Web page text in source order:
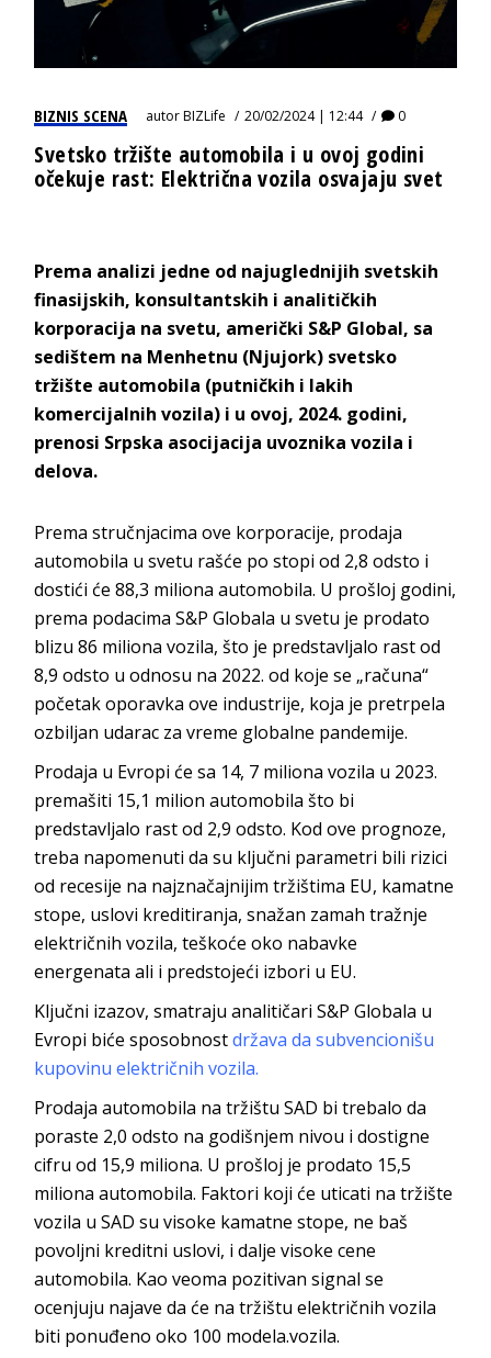
BIZNIS SCENA autorBIZLife 20/02/2024 | 12:44 0
Svetsko tržište automobila i u ovoj godini
očekuje rast: Električna vozila osvajaju svet
Prema analizi jedne od najuglednijih svetskih
finasijskih, konsultantskih i analitičkih
korporacija na svetu, američki S&P Global, sa
sedištem na Menhetnu (Njujork) svetsko
tržište automobila (putničkih i lakih
komercijalnih vozila) i u ovoj, 2024. godini,
prenosi Srpska asocijacija uvoznika vozila i
delova.
Prema stručnjacima ove korporacije, prodaja
automobila u svetu rašće po stopi od 2,8 odsto i
dostići će 88,3 miliona automobila. U prošloj godini,
prema podacima S&P Globala u svetu je prodato
blizu 86 miliona vozila, što je predstavljalo rast od
8,9 odsto u odnosu na 2022. od koje se „računa“
početak oporavka ove industrije, koja je pretrpela
ozbiljan udarac za vreme globalne pandemije.
Prodaja u Evropi će sa 14, 7 miliona vozila u 2023.
premašiti 15,1 milion automobila što bi
predstavljalo rast od 2,9 odsto. Kod ove prognoze,
treba napomenuti da su ključni parametri bili rizici
od recesije na najznačajnijim tržištima EU, kamatne
stope, uslovi kreditiranja, snažan zamah tražnje
električnih vozila, teškoće oko nabavke
energenata ali i predstojeći izbori u EU.
Ključni izazov, smatraju analitičari S&P Globala u
Evropi biće sposobnostdržava da subvencionišu
kupovinu električnih vozila.
Prodaja automobila na tržištu SAD bi trebalo da
poraste 2,0 odsto na godišnjem nivou i dostigne
cifru od 15,9 miliona. U prošloj je prodato 15,5
miliona automobila. Faktori koji će uticati na tržište
vozila u SAD su visoke kamatne stope, ne baš
povoljni kreditni uslovi, i dalje visoke cene
automobila. Kao veoma pozitivan signal se
ocenjuju najave da će na tržištu električnih vozila
biti ponuđeno oko 100 modela.vozila.